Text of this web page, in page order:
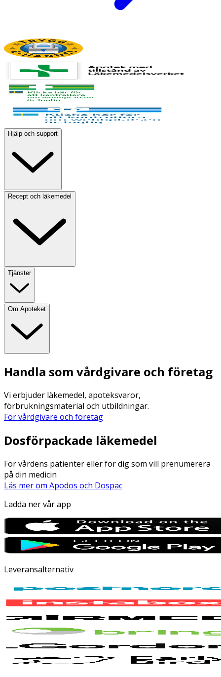
Hjälp och support
Recept och läkemedel
Tjänster
Om Apoteket
Handla som vårdgivare och företag
Vi erbjuder läkemedel, apoteksvaror,
förbrukningsmaterial och utbildningar.
För vårdgivare och företag
Dosförpackade läkemedel
För vårdens patienter eller för dig som vill prenumerera
på din medicin
Läs mer om Apodos och Dospac
Ladda ner vår app
Leveransalternativ